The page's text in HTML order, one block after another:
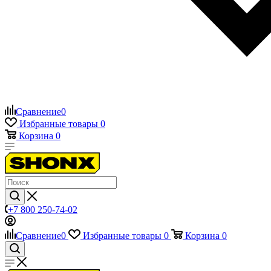
Сравнение0
Избранные товары 0
Корзина 0
+7 800 250-74-02
Сравнение0 Избранные товары 0 Корзина 0